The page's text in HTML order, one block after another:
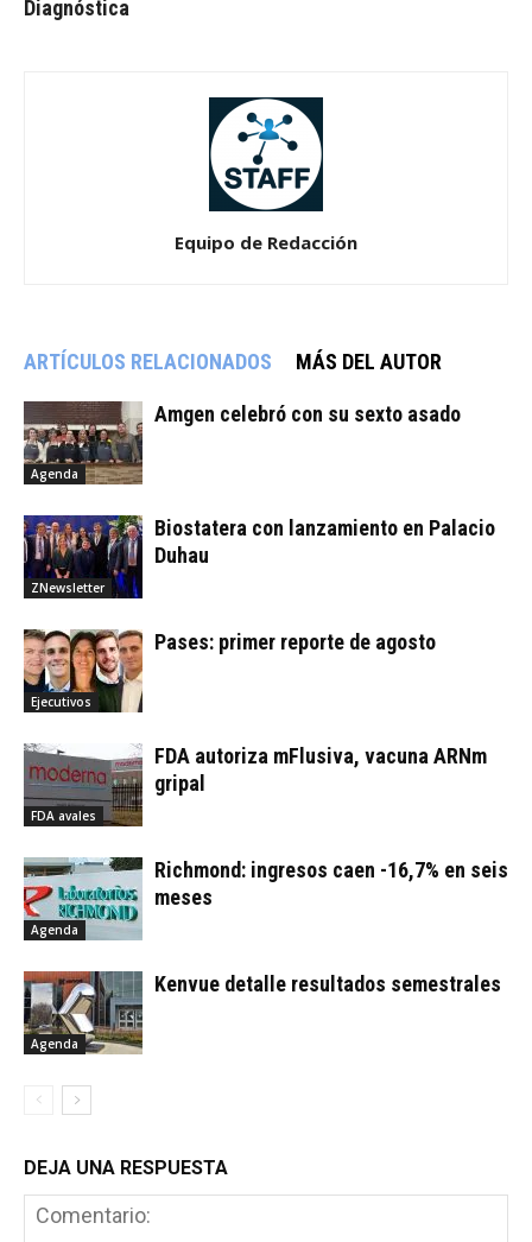
Diagnóstica
Equipo de Redacción
ARTÍCULOS RELACIONADOS MÁS DEL AUTOR
Agenda
Amgen celebró con su sexto asado
ZNewsletter
Biostatera con lanzamiento en Palacio
Duhau
Ejecutivos
Pases: primer reporte de agosto
FDA avales
FDA autoriza mFlusiva, vacuna ARNm
gripal
Agenda
Richmond: ingresos caen -16,7% en seis
meses
Agenda
Kenvue detalle resultados semestrales
DEJA UNA RESPUESTA